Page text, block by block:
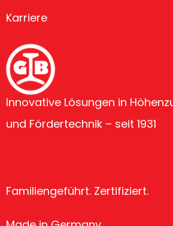
Innovative Lösungen in
und Fördertechnik – seit 1931
Familiengeführt. Zertifiziert.
Karriere